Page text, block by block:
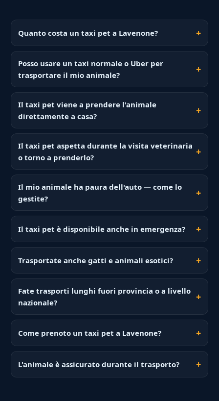
Quanto costa un taxi pet a Lavenone?
Posso usare un taxi normale o Uber per
trasportare il mio animale?
Il taxi pet viene a prendere l'animale
direttamente a casa?
Il taxi pet aspetta durante la visita veterinaria
o torno a prenderlo?
Il mio animale ha paura dell'auto — come lo
gestite?
Il taxi pet è disponibile anche in emergenza?
Trasportate anche gatti e animali esotici?
Fate trasporti lunghi fuori provincia o a livello
nazionale?
Come prenoto un taxi pet a Lavenone?
L'animale è assicurato durante il trasporto?